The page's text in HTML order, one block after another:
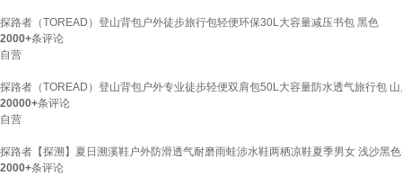
探路者（TOREAD）登山背包户外徒步旅行包轻便环保30L大容量减压书包 黑色
2000+条评论
自营
探路者（TOREAD）登山背包户外专业徒步轻便双肩包50L大容量防水透气旅行包
20000+条评论
自营
探路者【探溯】夏日溯溪鞋户外防滑透气耐磨雨蛙涉水鞋两栖凉鞋夏季男女 浅沙黑
2000+条评论